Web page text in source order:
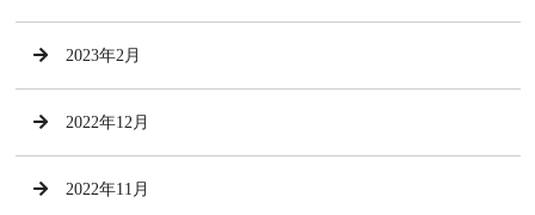
2023年2月
2022年12月
2022年11月